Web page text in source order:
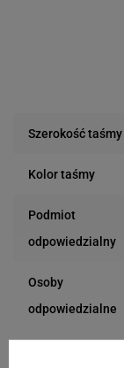
Szerokość taśmy
Kolor taśmy
Podmiot
odpowiedzialny
Osoby
odpowiedzialne